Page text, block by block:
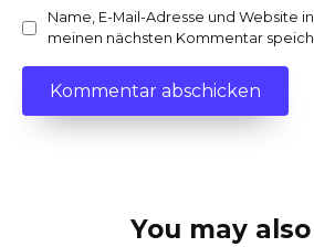
Name, E-Mail-Adresse und Website
meinen nächsten Kommentar
You may